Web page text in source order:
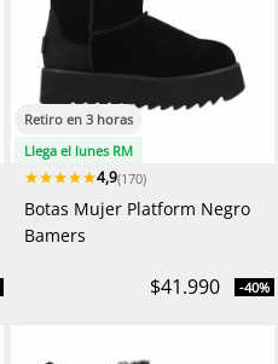
Retiro en 3 horas
Llega el lunes RM
4,9(170)
Botas Mujer Platform Negro
Bamers
$41.990 -40%